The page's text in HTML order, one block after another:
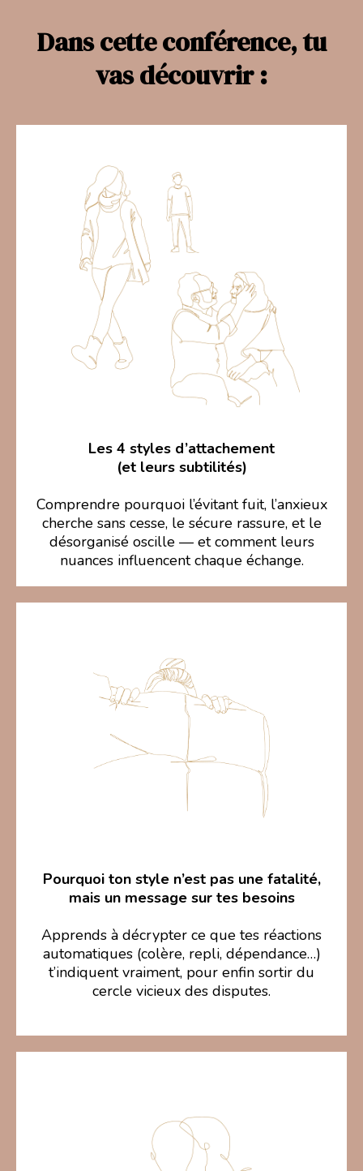
Dans cette conférence, tu
vas découvrir :
Les 4 styles d’attachement
(et leurs subtilités)
Comprendre pourquoi l’évitant fuit, l’anxieux
cherche sans cesse, le sécure rassure, et le
désorganisé oscille — et comment leurs
nuances influencent chaque échange.
Pourquoi ton style n’est pas une fatalité,
mais un message sur tes besoins
Apprends à décrypter ce que tes réactions
automatiques (colère, repli, dépendance…)
t’indiquent vraiment, pour enfin sortir du
cercle vicieux des disputes.